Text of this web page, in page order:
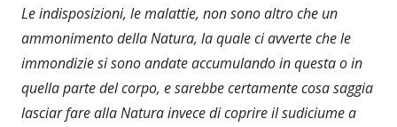
Le indisposizioni, le malattie, non sono altro che un
ammonimento della Natura, la quale ci avverte che le
immondizie si sono andate accumulando in questa o in
quella parte del corpo, e sarebbe certamente cosa saggia
lasciar fare alla Natura invece di coprire il sudiciume a